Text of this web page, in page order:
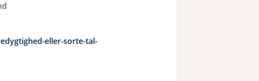
eller-sorte-tal-